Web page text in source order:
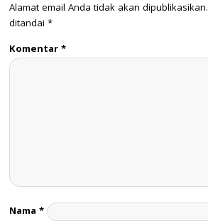
Alamat email Anda tidak akan dipublikasikan.
ditandai *
Komentar*
Nama *